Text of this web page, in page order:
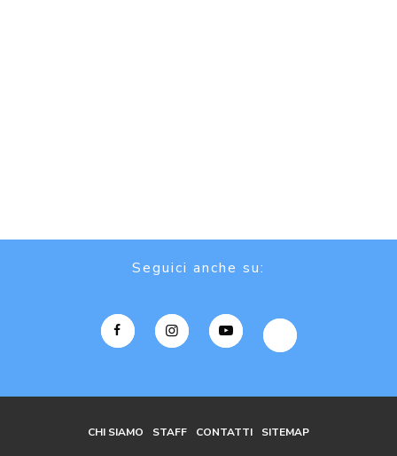
Seguici anche su:
CHI SIAMO STAFF CONTATTI SITEMAP